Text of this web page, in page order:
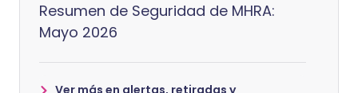
Resumen de Seguridad de MHRA:
Mayo 2026
Ver más en alertas, retiradas y